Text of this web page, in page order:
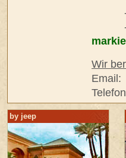
-
- frei
Wir
Email:
by jeep